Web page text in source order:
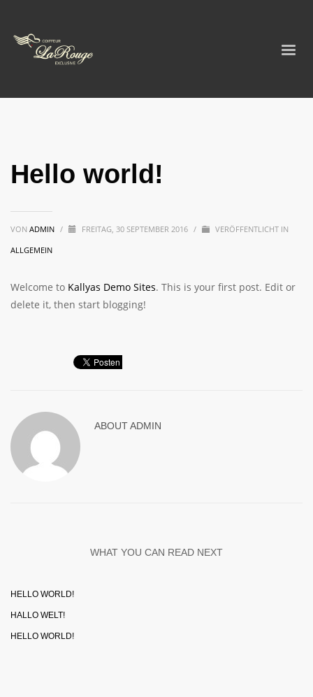
Hello world!
VON ADMIN / FREITAG, 30 SEPTEMBER 2016 /
VERÖFFENTLICHT IN
ALLGEMEIN
Welcome to Kallyas Demo Sites. This is your first post. Edit or
delete it, then start blogging!
ABOUTADMIN
WHAT YOU CAN READ NEXT
HELLO WORLD!
HALLO WELT!
HELLO WORLD!